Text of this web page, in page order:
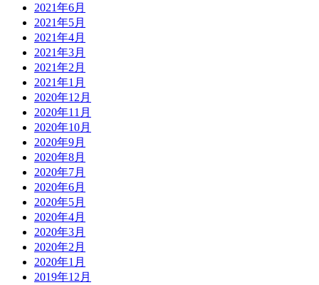
2021年6月
2021年5月
2021年4月
2021年3月
2021年2月
2021年1月
2020年12月
2020年11月
2020年10月
2020年9月
2020年8月
2020年7月
2020年6月
2020年5月
2020年4月
2020年3月
2020年2月
2020年1月
2019年12月